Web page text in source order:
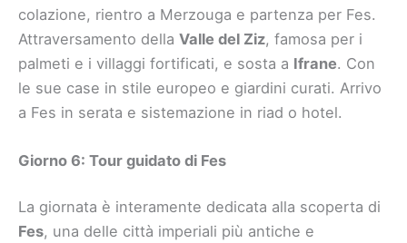
colazione, rientro a Merzouga e partenza per Fes.
Attraversamento della Valle del Ziz, famosa per i
palmeti e i villaggi fortificati, e sosta a Ifrane. Con
le sue case in stile europeo e giardini curati. Arrivo
a Fes in serata e sistemazione in riad o hotel.
Giorno 6: Tour guidato di Fes
La giornata è interamente dedicata alla scoperta di
Fes, una delle città imperiali più antiche e